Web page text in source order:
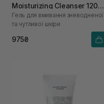
Moisturizing Cleanser 120
мл
Гель для вмивання зневодненої
та чутливої шкіри
975₴